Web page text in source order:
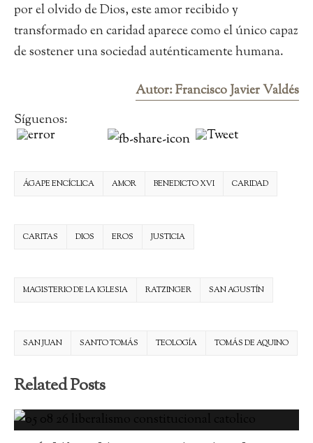
por el olvido de Dios, este amor recibido y
transformado en caridad aparece como el único capaz
de sostener una sociedad auténticamente humana.
Autor: Francisco Javier Valdés
Síguenos:
ÁGAPE ENCÍCLICA AMOR BENEDICTO XVI CARIDAD
CARITAS DIOS EROS JUSTICIA
MAGISTERIO DE LA IGLESIA RATZINGER SAN AGUSTÍN
SAN JUAN SANTO TOMÁS TEOLOGÍA TOMÁS DE AQUINO
Related Posts